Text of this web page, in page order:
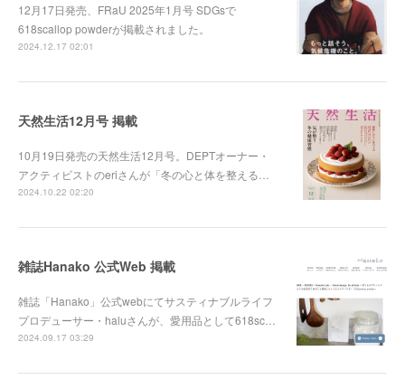
12月17日発売、FRaU 2025年1月号 SDGsで
618scallop powderが掲載されました。
2024.12.17 02:01
天然生活12月号 掲載
10月19日発売の天然生活12月号。DEPTオーナー・
アクティビストのeriさんが「冬の心と体を整える…
2024.10.22 02:20
雑誌Hanako 公式Web 掲載
雑誌「Hanako」公式webにてサスティナブルライフ
プロデューサー・haluさんが、愛用品として618sc…
2024.09.17 03:29